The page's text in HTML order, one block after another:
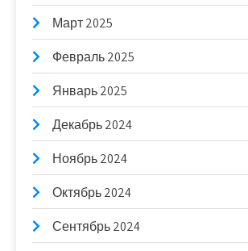
Март 2025
Февраль 2025
Январь 2025
Декабрь 2024
Ноябрь 2024
Октябрь 2024
Сентябрь 2024